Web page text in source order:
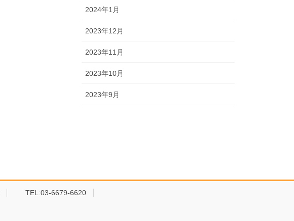
2024年1月
2023年12月
2023年11月
2023年10月
2023年9月
TEL:03-6679-6620